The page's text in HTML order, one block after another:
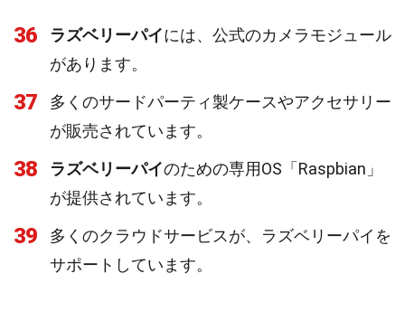
36 ラズベリーパイには、公式のカメラモジュール
があります。
37
多くのサードパーティ製ケースやアクセサリー
が販売されています。
38 ラズベリーパイのための専用OS「Raspbian」
が提供されています。
39
多くのクラウドサービスが、ラズベリーパイを
サポートしています。